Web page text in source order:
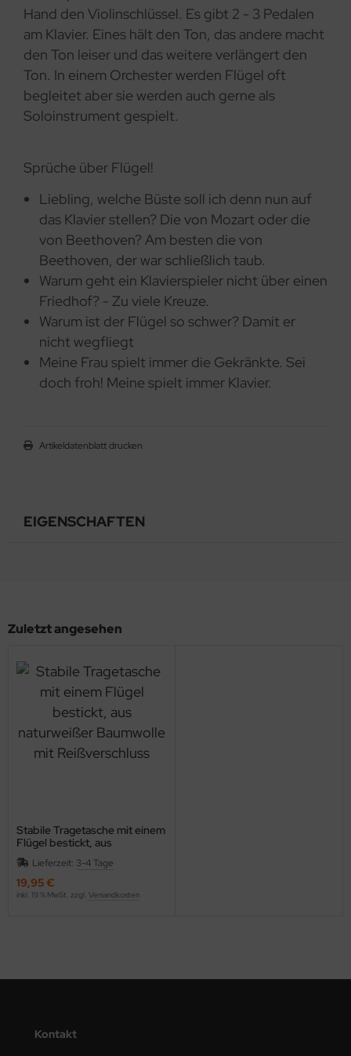
Hand den Violinschlüssel. Es gibt 2 - 3 Pedalen
am Klavier. Eines hält den Ton, das andere macht
den Ton leiser und das weitere verlängert den
Ton. In einem Orchester werden Flügel oft
begleitet aber sie werden auch gerne als
Soloinstrument gespielt.
Sprüche über Flügel!
Liebling, welche Büste soll ich denn nun auf
das Klavier stellen? Die von Mozart oder die
von Beethoven? Am besten die von
Beethoven, der war schließlich taub.
Warum geht ein Klavierspieler nicht über einen
Friedhof? - Zu viele Kreuze.
Warum ist der Flügel so schwer? Damit er
nicht wegfliegt
Meine Frau spielt immer die Gekränkte. Sei
doch froh! Meine spielt immer Klavier.
Artikeldatenblatt drucken
EIGENSCHAFTEN
Zuletzt angesehen
Stabile Tragetasche mit einem
Flügel bestickt, aus
naturweißer Baumwolle mit
Reißverschluss
Lieferzeit: 3-4 Tage
19,95 €
inkl. 19 % MwSt. zzgl. Versandkosten
Kontakt